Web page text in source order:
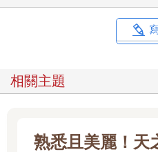
相關主題
熟悉且美麗！天